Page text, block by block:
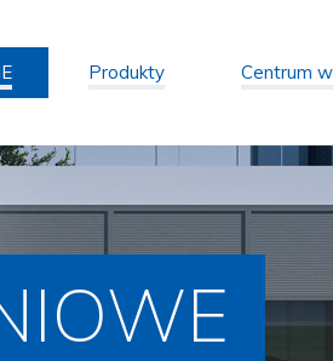
Produkty Centrum